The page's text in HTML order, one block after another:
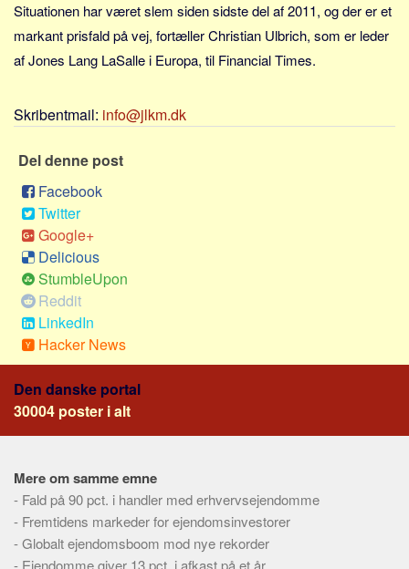
Nøgleord
Bolig
Investering
Pension og opsparing
Forbrug
Social sikring og sundhed
Transport
Alle
Aspekter
Køb og salg
Økonomi
Jura og regler
Skatter og afgifter
Praktisk
Alle
Meta
Situationen har været slem siden sidste del af 2011, og der er et
markant prisfald på vej, fortæller Christian Ulbrich, som er leder
af Jones Lang LaSalle i Europa, til Financial Times.
Skribentmail: info@jlkm.dk
Del denne post
Facebook
Twitter
Google+
Delicious
StumbleUpon
Reddit
LinkedIn
Hacker News
Den danske portal
30004 poster i alt
Mere om samme emne
- Fald på 90 pct. i handler med erhvervsejendomme
- Fremtidens markeder for ejendomsinvestorer
-Globalt ejendomsboom mod nye rekorder
- Ejendomme giver 13 pct. i afkast på et år